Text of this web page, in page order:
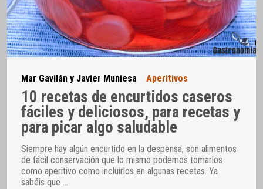
Mar Gavilán y Javier Muniesa Aperitivos
10 recetas de encurtidos caseros
fáciles y deliciosos, para recetas y
para picar algo saludable
Siempre hay algún encurtido en la despensa, son alimentos
de fácil conservación que lo mismo podemos tomarlos
como aperitivo como incluirlos en algunas recetas. Ya
sabéis que …